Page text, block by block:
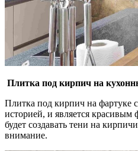
Плитка под кирпич на
Плитка под кирпич на фартуке
историей, и является красивым
будет создавать тени на
внимание.